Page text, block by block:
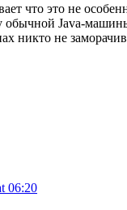
что это не
обычной Java-
никто не
06:20